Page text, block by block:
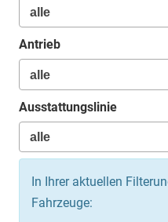
Antrieb
Ausstattungslinie
In Ihrer aktuellen
Fahrzeuge: